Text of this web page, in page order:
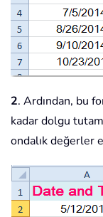
2. Ardından, bu
kadar dolgu
ondalık değerler